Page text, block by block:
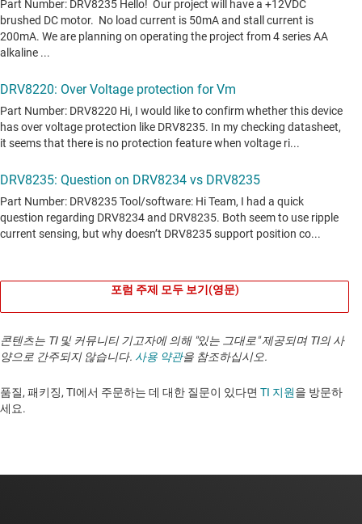
포럼 주제 모두 보기(영문)
콘텐츠는 TI 및 커뮤니티 기고자에 의해 "있는 그대로" 제공되며 TI의 사
양으로 간주되지 않습니다. 사용 약관을 참조하십시오.
품질, 패키징, TI에서 주문하는 데 대한 질문이 있다면 TI 지원을 방문하
세요. ​​​​​​​​​​​​​​